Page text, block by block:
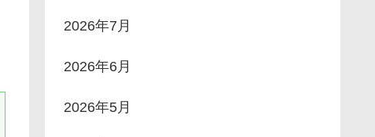
2026年7月
2026年6月
2026年5月